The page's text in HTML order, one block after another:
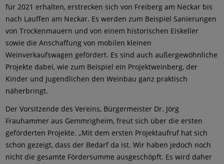
für 2021 erhalten, erstrecken sich von Freiberg am Neckar bis
nach Lauffen am Neckar. Es werden zum Beispiel Sanierungen
von Trockenmauern und von einem historischen Eiskeller
sowie die Anschaffung von mobilen kleinen
Weinverkaufswagen gefördert. Es sind auch außergewöhnliche
Projekte dabei, wie zum Beispiel ein Projektweinberg, der
Kinder und Jugendlichen den Weinbau ganz praktisch
näherbringt.
Der Vorsitzende des Vereins, Bürgermeister Dr. Jörg
Frauhammer aus Gemmrigheim, freut sich über die ersten
geförderten Projekte. „Mit dem ersten Projektaufruf hat sich
schon gezeigt, dass der Bedarf da ist. Wir haben jedoch noch
nicht die gesamte Fördersumme ausgeschöpft. Es wird daher